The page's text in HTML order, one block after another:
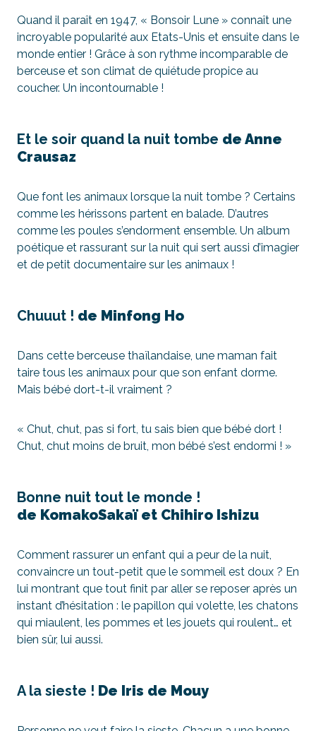
Quand il paraît en 1947, « Bonsoir Lune » connaît une
incroyable popularité aux Etats-Unis et ensuite dans le
monde entier ! Grâce à son rythme incomparable de
berceuse et son climat de quiétude propice au
coucher. Un incontournable !
Et le soir quand la nuit tombe de Anne
Crausaz
Que font les animaux lorsque la nuit tombe ? Certains
comme les hérissons partent en balade. D’autres
comme les poules s’endorment ensemble. Un album
poétique et rassurant sur la nuit qui sert aussi d’imagier
et de petit documentaire sur les animaux !
Chuuut ! de Minfong Ho
Dans cette berceuse thaïlandaise, une maman fait
taire tous les animaux pour que son enfant dorme.
Mais bébé dort-t-il vraiment ?
« Chut, chut, pas si fort, tu sais bien que bébé dort !
Chut, chut moins de bruit, mon bébé s’est endormi ! »
Bonne nuit tout le monde !
de KomakoSakaï et Chihiro Ishizu
Comment rassurer un enfant qui a peur de la nuit,
convaincre un tout-petit que le sommeil est doux ? En
lui montrant que tout finit par aller se reposer après un
instant d’hésitation : le papillon qui volette, les chatons
qui miaulent, les pommes et les jouets qui roulent… et
bien sûr, lui aussi.
A la sieste ! De Iris de Mouy